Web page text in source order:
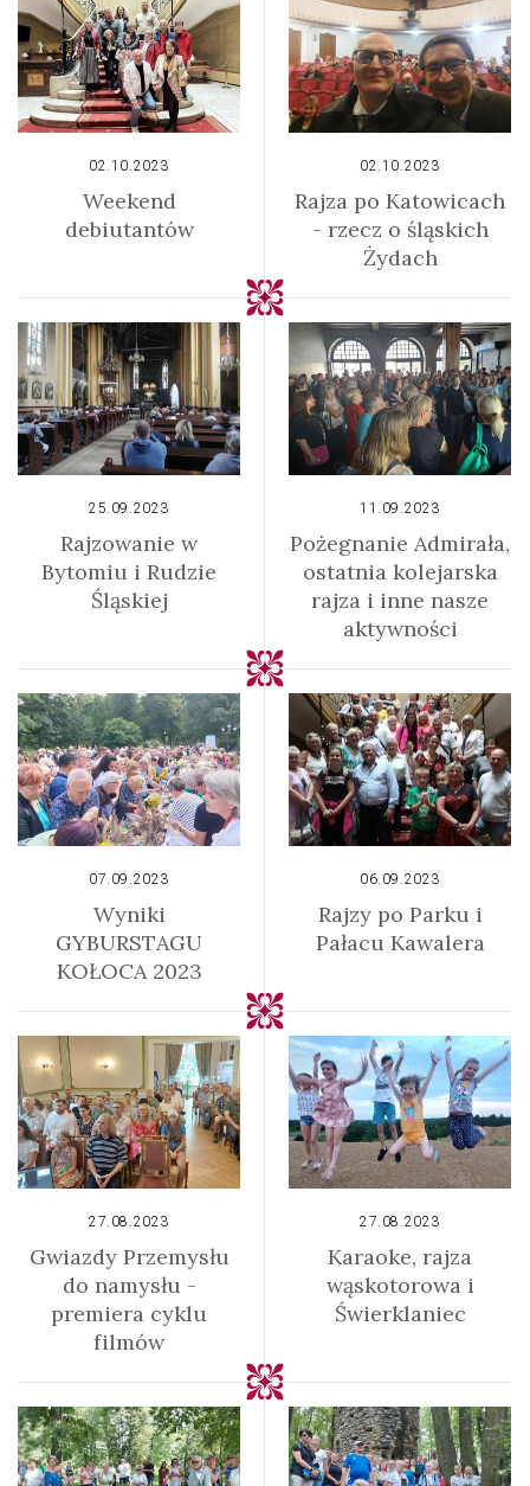
02.10.2023
Weekend
debiutantów
02.10.2023
Rajza po Katowicach
- rzecz o śląskich
Żydach
25.09.2023
Rajzowanie w
Bytomiu i Rudzie
Śląskiej
11.09.2023
Pożegnanie Admirała,
ostatnia kolejarska
rajza i inne nasze
aktywności
07.09.2023
Wyniki
GYBURSTAGU
KOŁOCA 2023
06.09.2023
Rajzy po Parku i
Pałacu Kawalera
27.08.2023
Gwiazdy Przemysłu
do namysłu -
premiera cyklu
filmów
27.08.2023
Karaoke, rajza
wąskotorowa i
Świerklaniec